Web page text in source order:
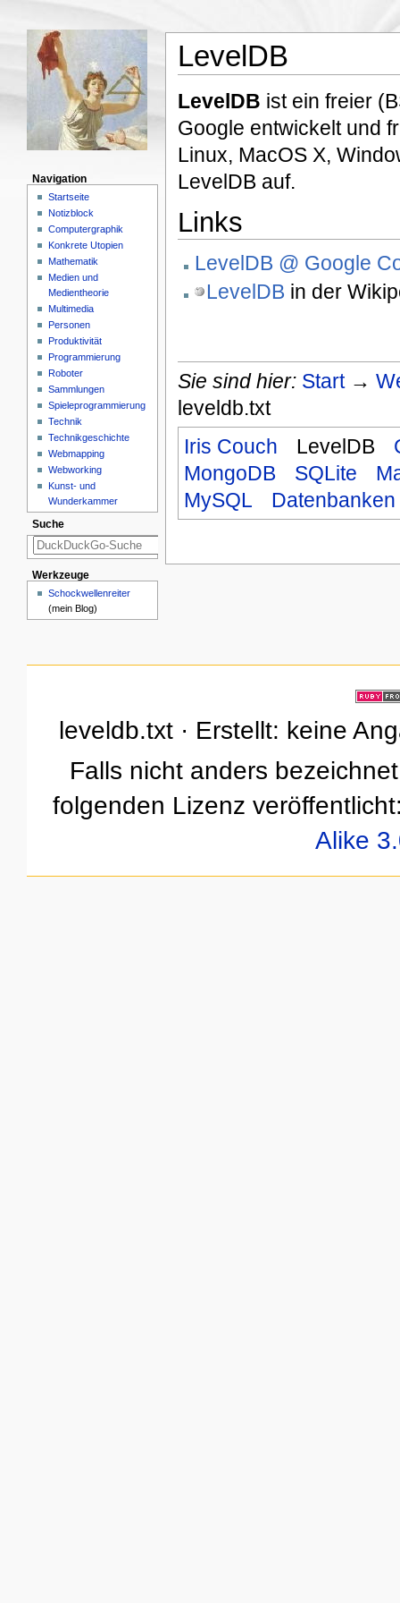
LevelDB
LevelDB ist ein freier
Google entwickelt und
Linux, MacOS X,
LevelDB auf.
Links
LevelDB @ Google
LevelDB in der
Sie sind hier: Start→
leveldb.txt
Iris Couch
LevelDB
MongoDB
SQLite
MySQL
Datenbanken
Navigation
Startseite
Notizblock
Computergraphik
Konkrete Utopien
Mathematik
Medien und
Medientheorie
Multimedia
Personen
Produktivität
Programmierung
Roboter
Sammlungen
Spieleprogrammierung
Technik
Technikgeschichte
Webmapping
Webworking
Kunst- und
Wunderkammer
Suche
Werkzeuge
Schockwellenreiter
(mein Blog)
leveldb.txt · Erstellt: keine
Falls nicht anders
folgenden Lizenz
Alike